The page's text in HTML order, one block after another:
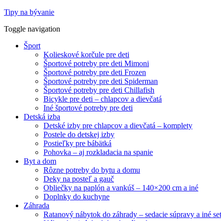
Tipy na bývanie
Toggle navigation
Šport
Kolieskové korčule pre deti
Športové potreby pre deti Mimoni
Športové potreby pre deti Frozen
Športové potreby pre deti Spiderman
Športové potreby pre deti Chillafish
Bicykle pre deti – chlapcov a dievčatá
Iné športové potreby pre deti
Detská izba
Detské izby pre chlapcov a dievčatá – komplety
Postele do detskej izby
Postieľky pre bábätká
Pohovka – aj rozkladacia na spanie
Byt a dom
Rôzne potreby do bytu a domu
Deky na posteľ a gauč
Obliečky na paplón a vankúš – 140×200 cm a iné
Doplnky do kuchyne
Záhrada
Ratanový nábytok do záhrady – sedacie súpravy a iné